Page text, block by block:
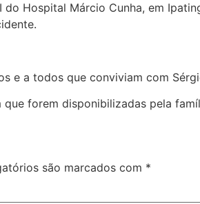
Hospital Márcio Cunha, em
e a todos que conviviam com
forem disponibilizadas pela
são marcados com *